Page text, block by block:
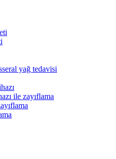
yağ tedavisi
ile zayıflama